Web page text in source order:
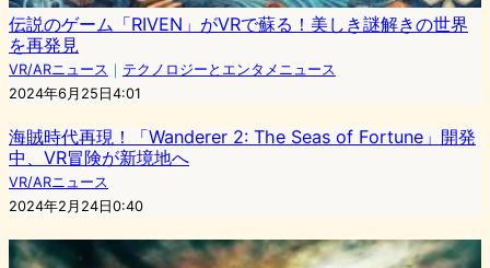
伝説のゲーム「RIVEN」がVRで蘇る！美しき謎解きの世界
を再発見
VR/ARニュース ｜ テクノロジーとエンタメニュース
2024年6月25日4:01
海賊時代再現！「Wanderer 2: The Seas of Fortune」開発
中、VR冒険が新境地へ
VR/ARニュース
2024年2月24日0:40